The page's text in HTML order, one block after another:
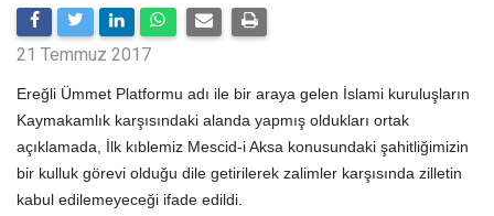
21 Temmuz 2017
Ereğli Ümmet Platformu adı ile bir araya gelen İslami kuruluşların
Kaymakamlık karşısındaki alanda yapmış oldukları ortak
açıklamada, İlk kıblemiz Mescid-i Aksa konusundaki şahitliğimizin
bir kulluk görevi olduğu dile getirilerek zalimler karşısında zilletin
kabul edilemeyeceği ifade edildi.